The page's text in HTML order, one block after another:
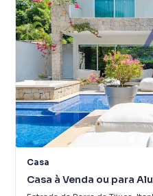
Casa
Casa à Venda ou para